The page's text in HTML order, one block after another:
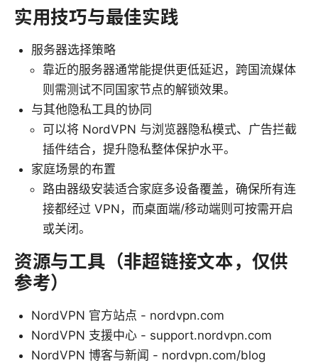
实用技巧与最佳实践
服务器选择策略
靠近的服务器通常能提供更低延迟，跨国流媒体
则需测试不同国家节点的解锁效果。
与其他隐私工具的协同
可以将 NordVPN 与浏览器隐私模式、广告拦截
插件结合，提升隐私整体保护水平。
家庭场景的布置
路由器级安装适合家庭多设备覆盖，确保所有连
接都经过 VPN，而桌面端/移动端则可按需开启
或关闭。
资源与工具（非超链接文本，仅供
参考）
NordVPN 官方站点 - nordvpn.com
NordVPN 支援中心 - support.nordvpn.com
NordVPN 博客与新闻 - nordvpn.com/blog